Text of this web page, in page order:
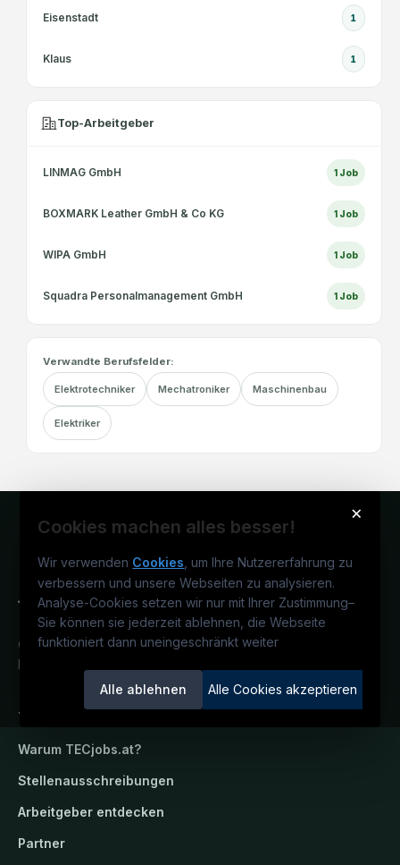
Eisenstadt 1
Klaus 1
Top-Arbeitgeber
LINMAG GmbH 1 Job
BOXMARK Leather GmbH & Co KG 1 Job
WIPA GmbH 1 Job
Squadra Personalmanagement GmbH 1 Job
Verwandte Berufsfelder:
Elektrotechniker Mechatroniker Maschinenbau
Elektriker
×
Cookies machen alles besser!
Wir verwenden Cookies , um Ihre Nutzererfahrung zu
verbessern und unsere Webseiten zu analysieren.
Analyse-Cookies setzen wir nur mit Ihrer Zustimmung–
Sie können sie jederzeit ablehnen, die Webseite
funktioniert dann uneingeschränkt weiter
Alle ablehnen Alle Cookies akzeptieren
Österreichs technisches Karriereportal.
Ein Service der candidatis GmbH.
TECjobs.at
Warum TECjobs.at?
Stellenausschreibungen
Arbeitgeber entdecken
Partner